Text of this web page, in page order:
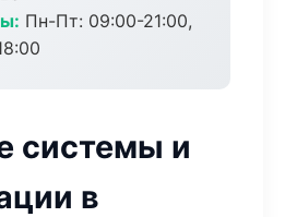
Пн-Пт: 09:00-21:00,
системы и
в